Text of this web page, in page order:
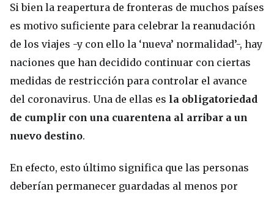
Si bien la reapertura de fronteras de muchos países
es motivo suficiente para celebrar la reanudación
de los viajes -y con ello la ‘nueva’ normalidad’-, hay
naciones que han decidido continuar con ciertas
medidas de restricción para controlar el avance
del coronavirus. Una de ellas es la obligatoriedad
de cumplir con una cuarentena al arribar a un
nuevo destino.
En efecto, esto último significa que las personas
deberían permanecer guardadas al menos por